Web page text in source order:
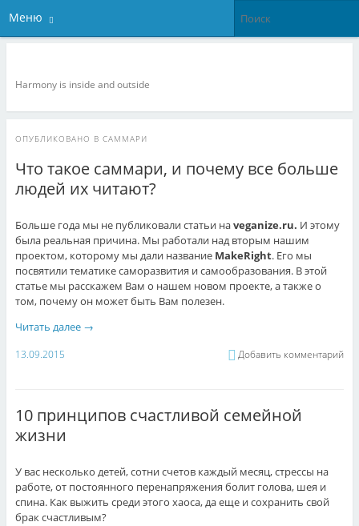
Меню
Harmony is inside and outside
ОПУБЛИКОВАНО В САММАРИ
Что такое саммари, и почему все больше
людей их читают?
Больше года мы не публиковали статьи наveganize.ru. И этому
была реальная причина. Мы работали над вторым нашим
проектом, которому мы дали название MakeRight. Его мы
посвятили тематике саморазвития и самообразования. В этой
статье мы расскажем Вам о нашем новом проекте, а также о
том, почему он может быть Вам полезен.
Читать далее →
13.09.2015 Добавить комментарий
10 принципов счастливой семейной
жизни
У вас несколько детей, сотни счетов каждый месяц, стрессы на
работе, от постоянного перенапряжения болит голова, шея и
спина. Как выжить среди этого хаоса, да еще и сохранить свой
брак счастливым?